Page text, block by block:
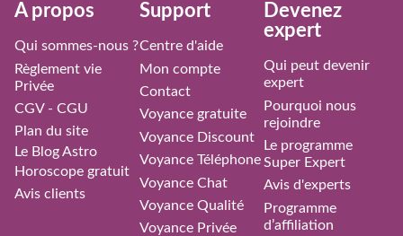
À propos
Qui sommes-nous ?
Règlement vie
Privée
CGV - CGU
Plan du site
Le Blog Astro
Horoscope gratuit
Avis clients
Support
Centre d'aide
Mon compte
Contact
Voyance gratuite
Voyance Discount
Voyance Téléphone
Voyance Chat
Voyance Qualité
Voyance Privée
Devenez
expert
Qui peut devenir
expert
Pourquoi nous
rejoindre
Le programme
Super Expert
Avis d'experts
Programme
d’affiliation